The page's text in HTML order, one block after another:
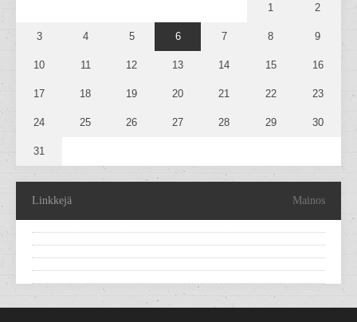
1 2
3 4 5 6 7 8 9
10 11 12 13 14 15 16
17 18 19 20 21 22 23
24 25 26 27 28 29 30
31
Linkkejä Mainos